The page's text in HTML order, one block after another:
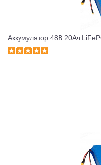
Аккумулятор 48В 20Ач